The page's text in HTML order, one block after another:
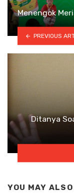
Menengok
PREVIOUS
Ditanya
YOU MAY